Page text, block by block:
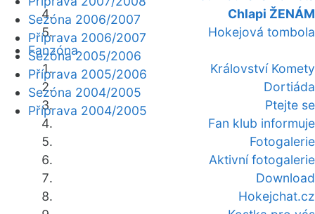
Chlapi ŽENÁM
Hokejová tombola
Fanzóna
Království Komety
Dortiáda
Ptejte se
Fan klub informuje
Fotogalerie
Aktivní fotogalerie
Download
Hokejchat.cz
Sezóna 2006/2007
Příprava 2006/2007
Sezóna 2005/2006
Příprava 2005/2006
Sezóna 2004/2005
Příprava 2004/2005